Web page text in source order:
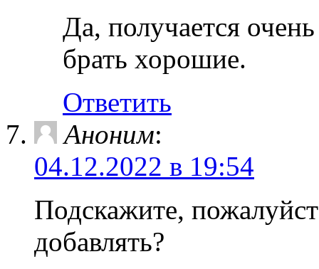
Да, получается
брать хорошие.
Ответить
Аноним:
04.12.2022 в 19:54
Подскажите,
добавлять?